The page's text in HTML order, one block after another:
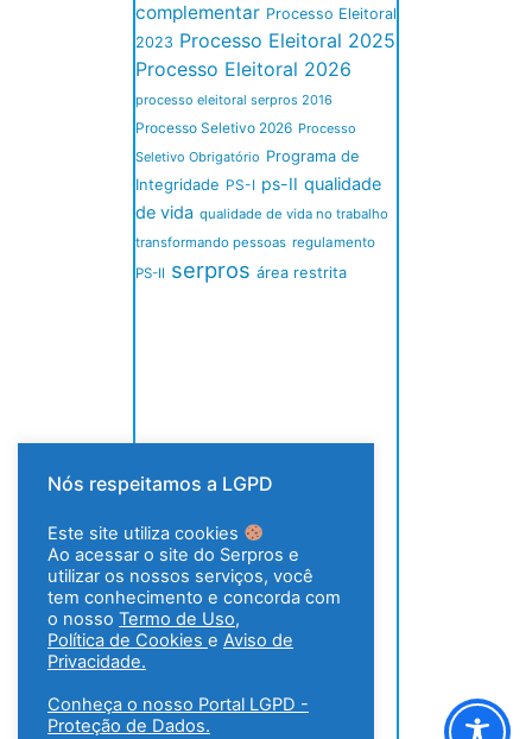
complementar Processo Eleitoral
2023 Processo Eleitoral 2025
Processo Eleitoral 2026
processo eleitoral serpros 2016
Processo Seletivo 2026 Processo
Seletivo Obrigatório Programa de
Integridade PS-I ps-II qualidade
de vida qualidade de vida no trabalho
transformando pessoas regulamento
PS-II serpros área restrita
Nós respeitamos a LGPD
Este site utiliza cookies
Ao acessar o site do Serpros e
utilizar os nossos serviços, você
tem conhecimento e concorda com
o nosso Termo de Uso,
Política de Cookies e Aviso de
Privacidade.
Conheça o nosso Portal LGPD -
Proteção de Dados.